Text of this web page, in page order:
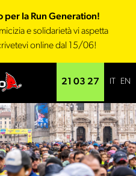
per la Run Generation!
e solidarietà vi aspetta
online dal 15/06!
21 03 27 EN